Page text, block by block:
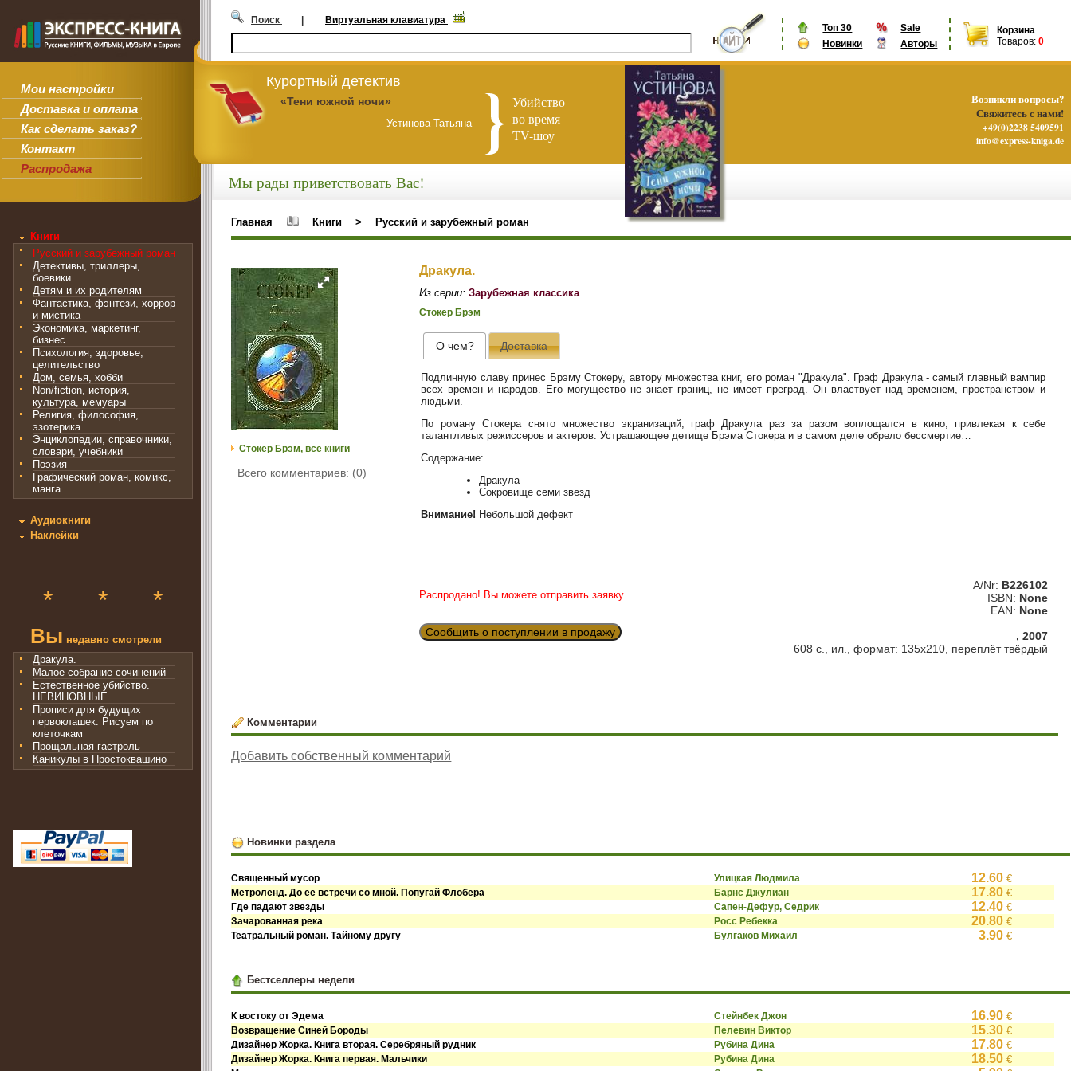
Мои настройки
Доставка и оплата
Как сделать заказ?
Контакт
Распродажа
Топ 30
Sale
Новинки
Авторы
Корзина
Товаров: 0
Поиск | Виртуальная клавиатура
Курортный детектив
«Тени южной ночи»
Устинова Татьяна
Убийство
во время
TV-шоу
Книги
Русский и зарубежный роман
Детективы, триллеры,
боевики
Детям и их родителям
Фантастика, фэнтези, хоррор
и мистика
Экономика, маркетинг,
бизнес
Психология, здоровье,
целительство
Дом, семья, хобби
Non/fiction, история,
культура, мемуары
Религия, философия,
эзотерика
Энциклопедии, справочники,
словари, учебники
Поэзия
Графический роман, комикс,
манга
Аудиокниги
Наклейки
* * *
Вы недавно смотрели
Дракула.
Малое собрание сочинений
Естественное убийство.
НЕВИНОВНЫЕ
Прописи для будущих
первоклашек. Рисуем по
клеточкам
Прощальная гастроль
Каникулы в Простоквашино
Мы рады приветствовать Вас!
Главная Книги > Русский и зарубежный роман
Стокер Брэм, все книги
Всего комментариев: (0)
Дракула.
Из серии: Зарубежная классика
Стокер Брэм
О чем? Доставка
Подлинную славу принес Брэму Стокеру, автору множества книг, его роман "Дракула". Граф Дракула - самый главный вампир
всех времен и народов. Его могущество не знает границ, не имеет преград. Он властвует над временем, пространством и
людьми.
По роману Стокера снято множество экранизаций, граф Дракула раз за разом воплощался в кино, привлекая к себе
талантливых режиссеров и актеров. Устрашающее детище Брэма Стокера и в самом деле обрело бессмертие…
Содержание:
Дракула
Сокровище семи звезд
Внимание! Небольшой дефект
Распродано! Вы можете отправить заявку.
Сообщить о поступлении в продажу
A/Nr: B226102
ISBN: None
EAN: None
, 2007
608 с., ил., формат: 135х210, переплёт твёрдый
Комментарии
Добавить собственный комментарий
Новинки раздела
Священный мусор Улицкая Людмила 12.60€
Метроленд. До ее встречи со мной. Попугай Флобера Барнс Джулиан 17.80€
Где падают звезды Сапен-Дефур, Седрик 12.40€
Зачарованная река Росс Ребекка 20.80€
Театральный роман. Тайному другу Булгаков Михаил 3.90€
Бестселлеры недели
К востоку от Эдема Стейнбек Джон 16.90€
Возвращение Синей Бороды Пелевин Виктор 15.30€
Дизайнер Жорка. Книга вторая. Серебряный рудник Рубина Дина 17.80€
Дизайнер Жорка. Книга первая. Мальчики Рубина Дина 18.50€
Возникли вопросы?
Свяжитесь с нами!
+49(0)2238 5409591
info@express-kniga.de